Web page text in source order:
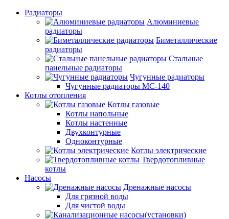
Радиаторы
Алюминиевые
радиаторы
Биметаллические
радиаторы
Стальные
панельные радиаторы
Чугунные радиаторы
Чугунные радиаторы МС-140
Котлы отопления
Котлы газовые
Котлы напольные
Котлы настенные
Двухконтурные
Одноконтурные
Котлы электрические
Твердотопливные
котлы
Насосы
Дренажные насосы
Для грязной воды
Для чистой воды